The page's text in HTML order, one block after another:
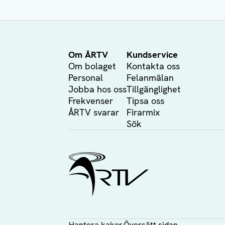
Om ÅRTV
Om bolaget
Personal
Jobba hos oss
Frekvenser
ÅRTV svarar
Kundservice
Kontakta oss
Felanmälan
Tillgänglighet
Tipsa oss
Firarmix
Sök
Ålands Radio & TV